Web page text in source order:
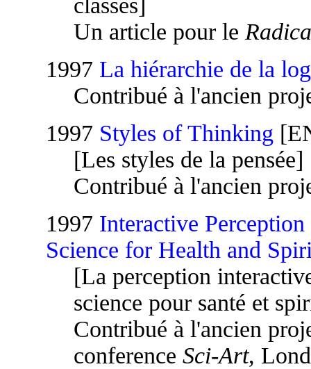
classes]
Un article pour le
1997 La hiérarchie de la
Contribué à l'ancien
1997 Styles of Thinking
[Les styles de la pensée]
Contribué à l'ancien
1997 Interactive
Science for Health and
[La perception
science pour santé et
Contribué à l'ancien
conference Sci-Art,